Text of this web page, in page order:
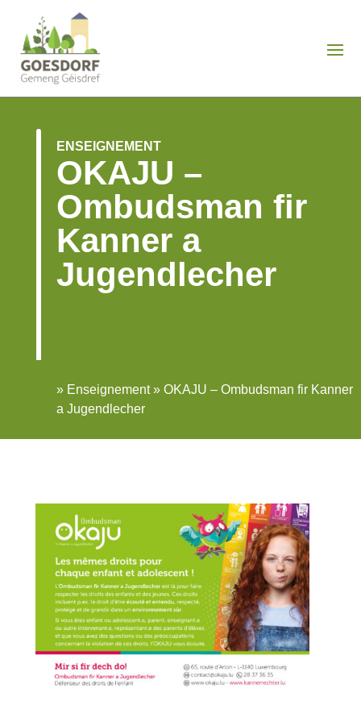
ENSEIGNEMENT
OKAJU –
Ombudsman fir
Kanner a
Jugendlecher
» Enseignement » OKAJU – Ombudsman fir Kanner
a Jugendlecher